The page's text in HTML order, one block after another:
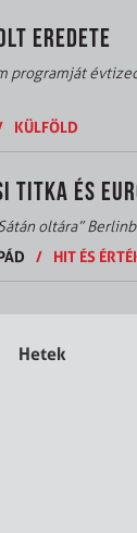
EREDETE
programját
KÜLFÖLD
TITKA ÉS
oltára”
/ HIT ÉS
Hetek